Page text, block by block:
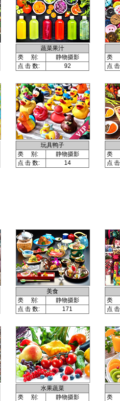
蔬菜果汁
类 别:
静物摄影
点 击 数:
92
类
点
玩具鸭子
类 别:
静物摄影
点 击 数:
14
类
点
美食
类 别:
静物摄影
点 击 数:
171
类
点
水果蔬菜
类 别:
静物摄影
类